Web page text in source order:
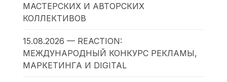
МАСТЕРСКИХ И АВТОРСКИХ
КОЛЛЕКТИВОВ
15.08.2026 — REACTION:
МЕЖДУНАРОДНЫЙ КОНКУРС РЕКЛАМЫ,
МАРКЕТИНГА И DIGITAL